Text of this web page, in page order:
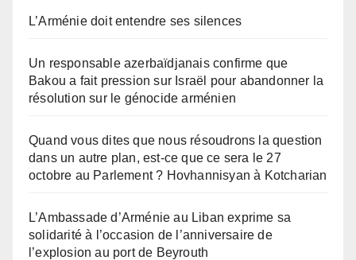
L’Arménie doit entendre ses silences
Un responsable azerbaïdjanais confirme que
Bakou a fait pression sur Israël pour abandonner la
résolution sur le génocide arménien
Quand vous dites que nous résoudrons la question
dans un autre plan, est-ce que ce sera le 27
octobre au Parlement ? Hovhannisyan à Kotcharian
L’Ambassade d’Arménie au Liban exprime sa
solidarité à l’occasion de l’anniversaire de
l’explosion au port de Beyrouth